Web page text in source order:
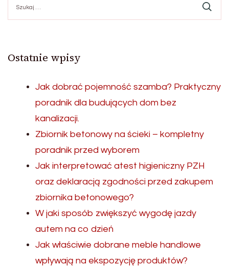
Ostatnie wpisy
Jak dobrać pojemność szamba? Praktyczny
poradnik dla budujących dom bez
kanalizacji.
Zbiornik betonowy na ścieki – kompletny
poradnik przed wyborem
Jak interpretować atest higieniczny PZH
oraz deklaracją zgodności przed zakupem
zbiornika betonowego?
W jaki sposób zwiększyć wygodę jazdy
autem na co dzień
Jak właściwie dobrane meble handlowe
wpływają na ekspozycję produktów?